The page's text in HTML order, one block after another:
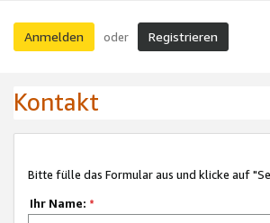
Anmelden oder Registrieren
Kontakt
Bitte fülle das Formular aus und klicke auf
Ihr Name: *